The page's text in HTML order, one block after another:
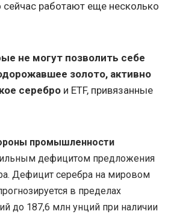
сейчас работают еще несколько
не могут позволить себе
золото, активно
серебро и ETF, привязанные
промышленности
дефицитом предложения
Дефицит серебра на мировом
в пределах
до 187,6 млн унций при наличии